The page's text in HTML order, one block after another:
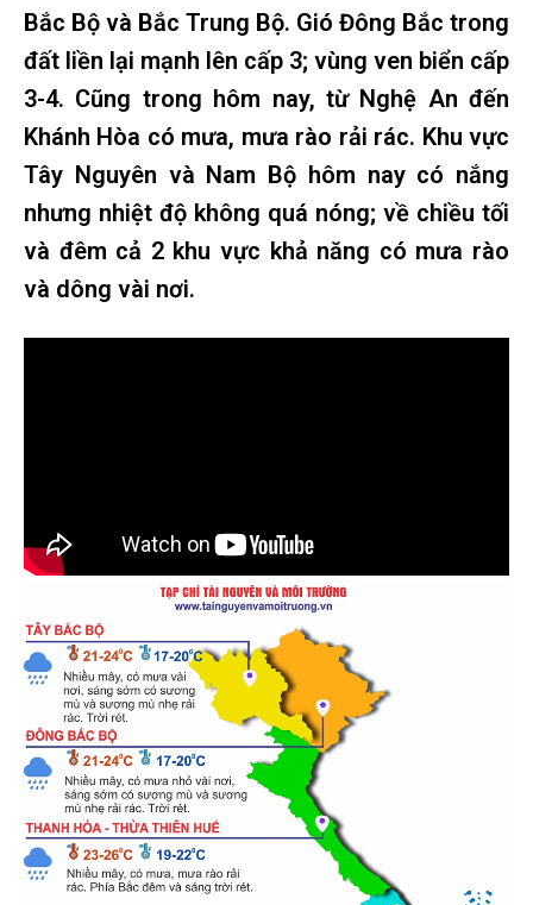
Bắc Bộ và Bắc Trung Bộ. Gió Đông Bắc trong
đất liền lại mạnh lên cấp 3; vùng ven biển cấp
3-4. Cũng trong hôm nay, từ Nghệ An đến
Khánh Hòa có mưa, mưa rào rải rác. Khu vực
Tây Nguyên và Nam Bộ hôm nay có nắng
nhưng nhiệt độ không quá nóng; về chiều tối
và đêm cả 2 khu vực khả năng có mưa rào
và dông vài nơi.